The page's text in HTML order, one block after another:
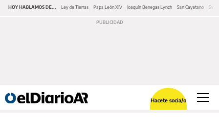
HOY HABLAMOS DE... Ley de Tierras Papa León XIV Joaquín Benegas Lynch San Cayetano
Hacete socia/o